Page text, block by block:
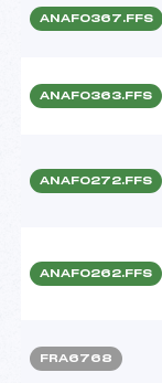
ANAF0367.FFS
ANAF0363.FFS
ANAF0272.FFS
ANAF0262.FFS
FRA6768